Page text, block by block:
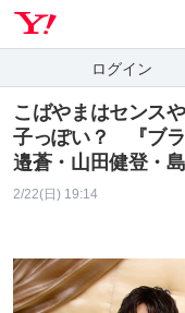
ログイン
こばやまはセンス
子っぽい？ 『ブラ
邉蒼・山田健登・
2/22(日) 19:14